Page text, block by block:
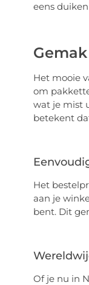
eens
Het mooie
om
wat je mist
betekent
Het
aan je
bent. Dit
Of je nu in